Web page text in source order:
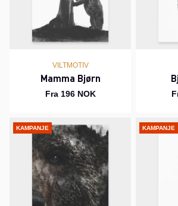
VILTMOTIV
Mamma Bjørn
Fra 196 NOK
KAMPANJE KAMPANJE